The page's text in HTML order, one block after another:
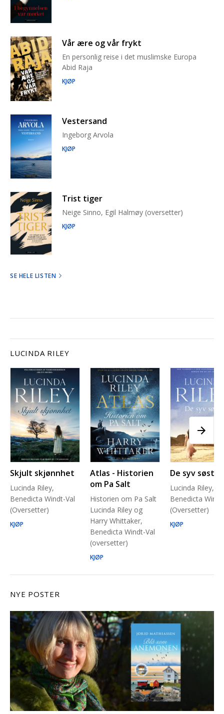
Vår ære og vår frykt
En personlig reise i det muslimske Europa
Abid Raja
KJØP
Vestersand
Ingeborg Arvola
KJØP
Trist tiger
Neige Sinno, Egil Halmøy (oversetter)
KJØP
SE HELE LISTEN
LUCINDA RILEY
Skjult skjønnhet
Lucinda Riley,
Benedicta Windt-Val
(Oversetter)
KJØP
Atlas - Historien
om Pa Salt
Historien om Pa Salt
Lucinda Riley og
Harry Whittaker,
Benedicta Windt-Val
(oversetter)
KJØP
De syv søstre
Lucinda Riley,
Benedicta
(Oversetter)
KJØP
NYE POSTER